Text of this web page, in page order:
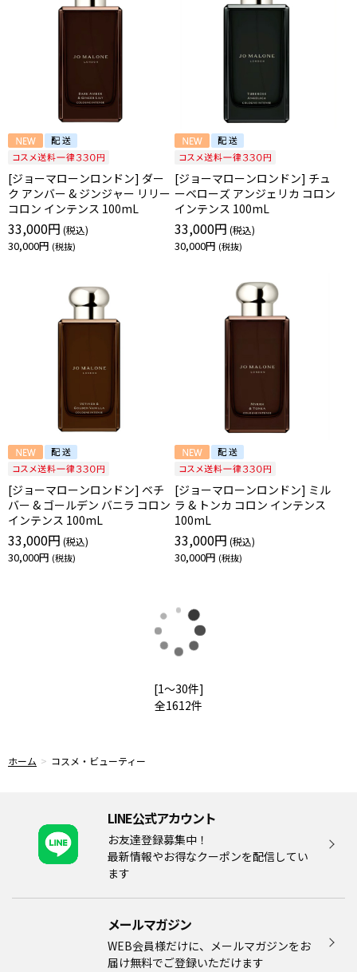
[ジョーマローンロンドン] ダー
ク アンバー & ジンジャー リリー
コロン インテンス 100mL
33,000円
30,000円
[ジョーマローンロンドン] チュ
ーベローズ アンジェリカ コロン
インテンス 100mL
33,000円
30,000円
[ジョーマローンロンドン] ベチ
バー & ゴールデン バニラ コロン
インテンス 100mL
33,000円
30,000円
[ジョーマローンロンドン] ミル
ラ & トンカ コロン インテンス
100mL
33,000円
30,000円
読
込
み
[1～30件]
全1612件
ホーム コスメ・ビューティー
LINE公式アカウント
お友達登録募集中！
最新情報やお得なクーポンを配信してい
ます
メールマガジン​
WEB会員様だけに、メールマガジンをお
届け無料でご登録いただけます